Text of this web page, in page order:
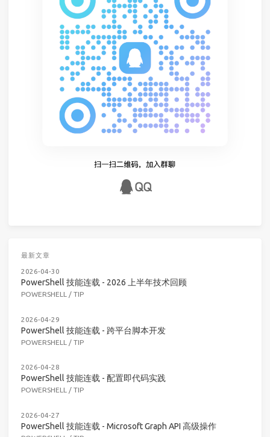
最新文章
2026-04-30
PowerShell 技能连载 - 2026 上半年技术回顾
POWERSHELL / TIP
2026-04-29
PowerShell 技能连载 - 跨平台脚本开发
POWERSHELL / TIP
2026-04-28
PowerShell 技能连载 - 配置即代码实践
POWERSHELL / TIP
2026-04-27
PowerShell 技能连载 - Microsoft Graph API 高级操作